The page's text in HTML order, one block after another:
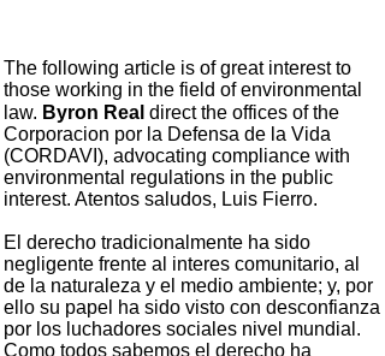
The following article is of great interest to
those working in the field of environmental
law. Byron Real direct the offices of the
Corporacion por la Defensa de la Vida
(CORDAVI), advocating compliance with
environmental regulations in the public
interest. Atentos saludos, Luis Fierro.
El derecho tradicionalmente ha sido
negligente frente al interes comunitario, al
de la naturaleza y el medio ambiente; y, por
ello su papel ha sido visto con desconfianza
por los luchadores sociales nivel mundial.
Como todos sabemos el derecho ha